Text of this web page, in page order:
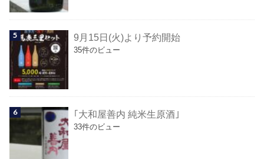
9月15日(火)より予約開始
35件のビュー
｢大和屋善内 純米生原酒｣
33件のビュー